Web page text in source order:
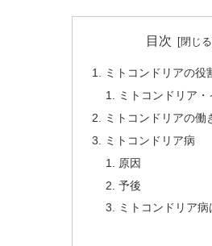
目次
ミトコンドリアの役
ミトコンドリア・
ミトコンドリアの働
ミトコンドリア病
原因
予後
ミトコンドリア